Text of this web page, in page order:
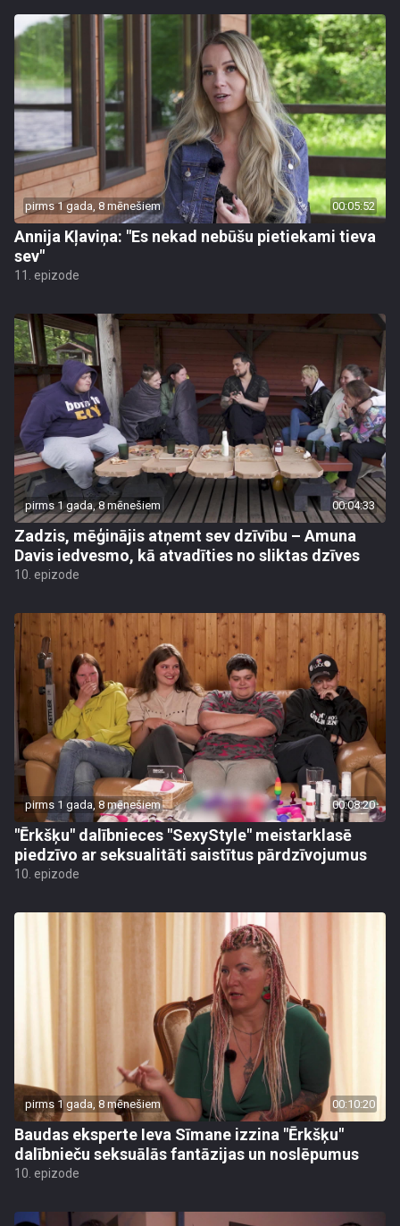
pirms 1 gada, 8 mēnešiem 00:05:52
Annija Kļaviņa: "Es nekad nebūšu pietiekami tieva
sev"
11. epizode
pirms 1 gada, 8 mēnešiem 00:04:33
Zadzis, mēģinājis atņemt sev dzīvību – Amuna
Davis iedvesmo, kā atvadīties no sliktas dzīves
10. epizode
pirms 1 gada, 8 mēnešiem 00:08:20
"Ērkšķu" dalībnieces "SexyStyle" meistarklasē
piedzīvo ar seksualitāti saistītus pārdzīvojumus
10. epizode
pirms 1 gada, 8 mēnešiem 00:10:20
Baudas eksperte Ieva Sīmane izzina "Ērkšķu"
dalībnieču seksuālās fantāzijas un noslēpumus
10. epizode